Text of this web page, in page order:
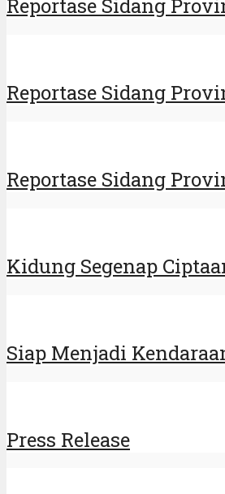
Reportase Sidang
Reportase Sidang
Reportase Sidang
Kidung Segenap
Siap Menjadi
Press Release